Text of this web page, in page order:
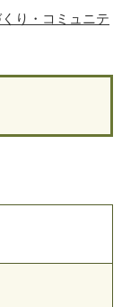
くり・コミュニテ